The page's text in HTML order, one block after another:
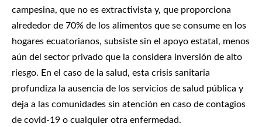
campesina, que no es extractivista y, que proporciona
alrededor de 70% de los alimentos que se consume en los
hogares ecuatorianos, subsiste sin el apoyo estatal, menos
aún del sector privado que la considera inversión de alto
riesgo. En el caso de la salud, esta crisis sanitaria
profundiza la ausencia de los servicios de salud pública y
deja a las comunidades sin atención en caso de contagios
de covid-19 o cualquier otra enfermedad.